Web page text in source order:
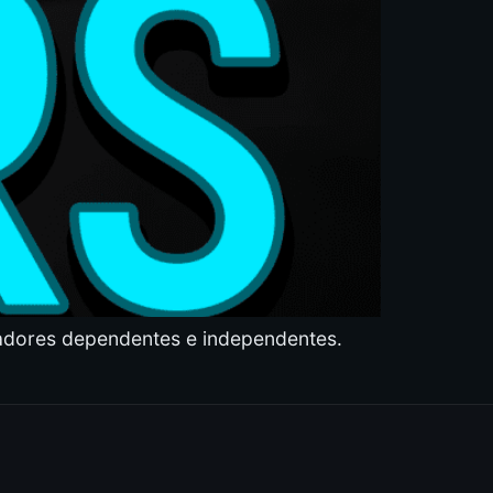
dependentes e independentes.